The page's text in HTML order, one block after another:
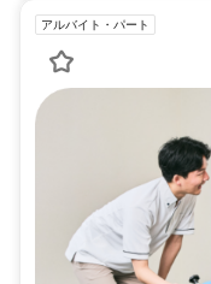
アルバイト・パート